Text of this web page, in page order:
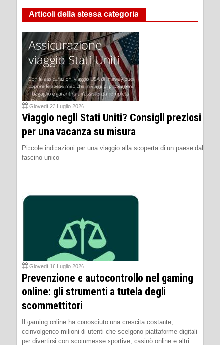
Articoli della stessa categoria
Giovedì 23 Luglio 2026
Viaggio negli Stati Uniti? Consigli preziosi
per una vacanza su misura
Piccole indicazioni per una viaggio alla scoperta di un paese dal
fascino unico
Giovedì 16 Luglio 2026
Prevenzione e autocontrollo nel gaming
online: gli strumenti a tutela degli
scommettitori
Il gaming online ha conosciuto una crescita costante,
coinvolgendo milioni di utenti che scelgono piattaforme digitali
per divertirsi con scommesse sportive, casinò online e altri